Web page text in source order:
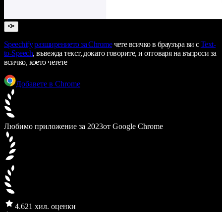
Speechify разширението за Chromeчете всичко в браузъра ви сText-
to-Speech, въвежда текст, докато говорите, и отговаря на въпроси за
всичко, което четете
Добавете в Chrome
Любимо приложение за 2023от Google Chrome
4.621 хил. оценки